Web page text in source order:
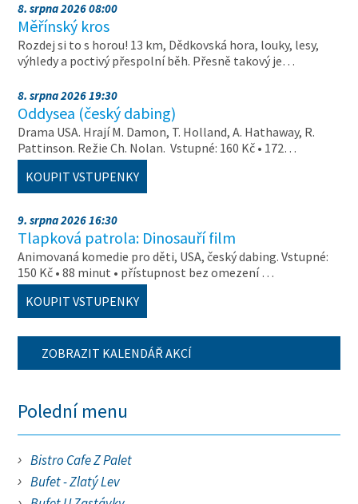
8. srpna 2026 08:00
Měřínský kros
Rozdej si to s horou! 13 km, Dědkovská hora, louky, lesy,
výhledy a poctivý přespolní běh. Přesně takový je…
8. srpna 2026 19:30
Oddysea (český dabing)
Drama USA. Hrají M. Damon, T. Holland, A. Hathaway, R.
Pattinson. Režie Ch. Nolan. Vstupné: 160 Kč • 172…
KOUPIT VSTUPENKY
9. srpna 2026 16:30
Tlapková patrola: Dinosauří film
Animovaná komedie pro děti, USA, český dabing. Vstupné:
150 Kč • 88 minut • přístupnost bez omezení …
KOUPIT VSTUPENKY
ZOBRAZIT KALENDÁŘ AKCÍ
Polední menu
Bistro Cafe Z Palet
Bufet - Zlatý Lev